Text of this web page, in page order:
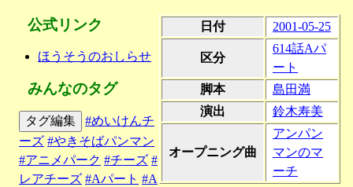
日付 2001-05-25
区分
614話Aパ
ート
脚本
島田満
演出
鈴木寿美
オープニング曲
アンパン
マンのマ
ーチ
公式リンク
ほうそうのおしらせ
みんなのタグ
タグ編集
#めいけんチ
ーズ #やきそばパンマン
#アニメパーク #チーズ #
レアチーズ #Aパート #A